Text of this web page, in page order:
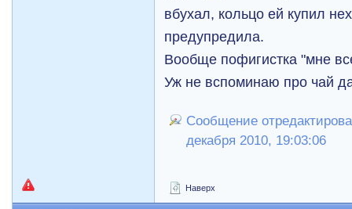
вбухал, кольцо ей купил
предупредила.
Вообще пофигистка "мне
Уж не вспоминаю про чай
Сообщение
декабря 2010, 19:03:06
Наверх